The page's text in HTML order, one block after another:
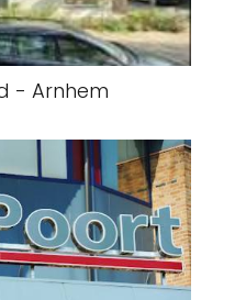
- Arnhem